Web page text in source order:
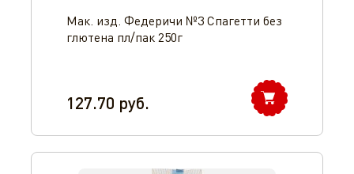
Мак. изд. Федеричи №3 Спагетти без
глютена пл/пак 250г
127.70 руб.